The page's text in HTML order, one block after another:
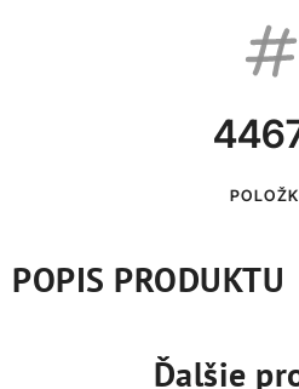
POPIS PRODUKTU
Ďalšie